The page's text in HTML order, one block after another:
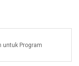
untuk Program